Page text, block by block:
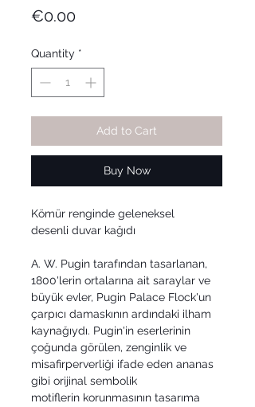
€0.00Price
Quantity *
Add to Cart
Buy Now
Kömür renginde geleneksel
desenli duvar kağıdı
A. W. Pugin tarafından tasarlanan,
1800'lerin ortalarına ait saraylar ve
büyük evler, Pugin Palace Flock'un
çarpıcı damaskının ardındaki ilham
kaynağıydı. Pugin'in eserlerinin
çoğunda görülen, zenginlik ve
misafirperverliği ifade eden ananas
gibi orijinal sembolik
motiflerin korunmasının tasarıma